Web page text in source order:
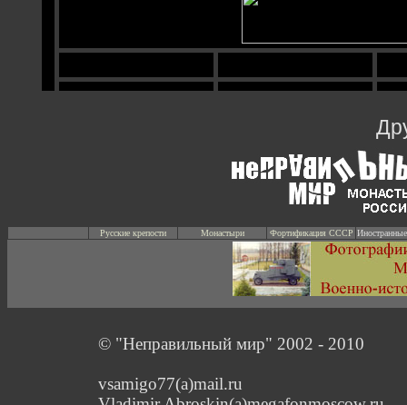
Русские крепости Монастыри Фортификация СССР
© "Неправильный мир" 2002 - 2010
vsamigo77(a)mail.ru